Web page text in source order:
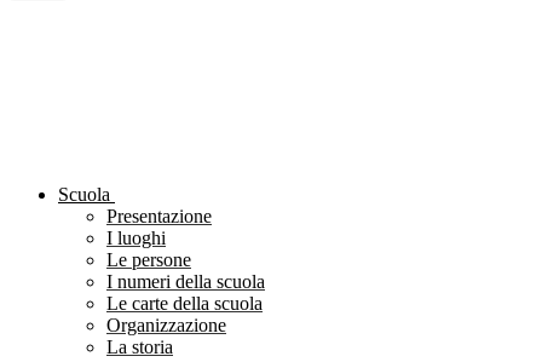
Scuola
Presentazione
I luoghi
Le persone
I numeri della scuola
Le carte della scuola
Organizzazione
La storia